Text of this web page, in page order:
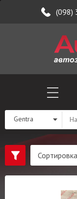
(098)
Gentra